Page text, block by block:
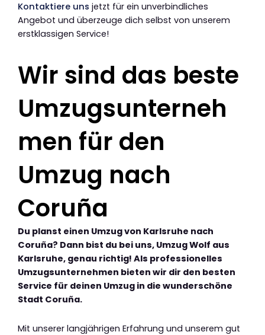
Kontaktiere uns jetzt für ein unverbindliches
Angebot und überzeuge dich selbst von unserem
erstklassigen Service!
Wir sind das beste
Umzugsunterneh
men für den
Umzug nach
Coruña
Du planst einen Umzug von Karlsruhe nach
Coruña? Dann bist du bei uns, Umzug Wolf aus
Karlsruhe, genau richtig! Als professionelles
Umzugsunternehmen bieten wir dir den besten
Service für deinen Umzug in die wunderschöne
Stadt Coruña.
Mit unserer langjährigen Erfahrung und unserem gut